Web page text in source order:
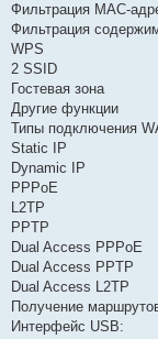
Фильтрация MAC-
Фильтрация
WPS
2 SSID
Гостевая зона
Другие функции
Типы подключения
Static IP
Dynamic IP
PPPoE
L2TP
PPTP
Dual Access PPPoE
Dual Access PPTP
Dual Access L2TP
Получение
Интерфейс USB: